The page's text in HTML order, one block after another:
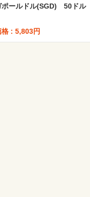
ポールドル(SGD) 50ドル
格 : 5,803円